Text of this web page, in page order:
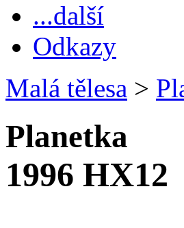
...další
Odkazy
Malá tělesa >
Planetka
1996 HX12